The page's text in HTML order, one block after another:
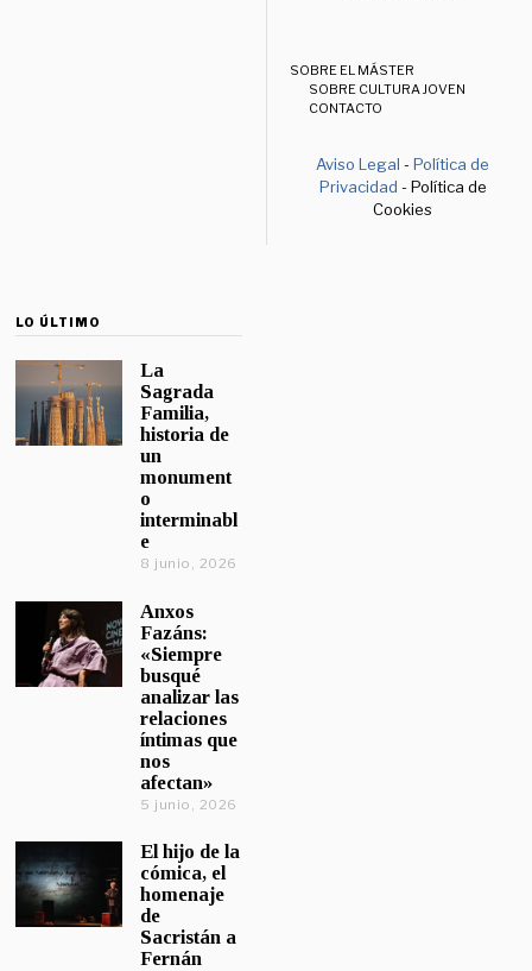
SOBRE EL MÁSTER
SOBRE CULTURA JOVEN
CONTACTO
Aviso Legal -Política de
Privacidad - Política de
Cookies
LO ÚLTIMO
La
Sagrada
Familia,
historia de
un
monument
o
interminabl
e
8 junio, 2026
Anxos
Fazáns:
«Siempre
busqué
analizar las
relaciones
íntimas que
nos
afectan»
5 junio, 2026
El hijo de la
cómica, el
homenaje
de
Sacristán a
Fernán